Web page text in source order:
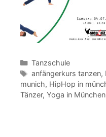
Kategorien
Tanzschule
Schlagwörter
anfängerkurs tanzen,
munich, HipHop in
Tänzer, Yoga in München